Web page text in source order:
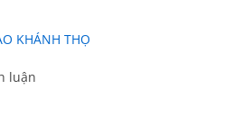
KHÁNH THỌ
luận